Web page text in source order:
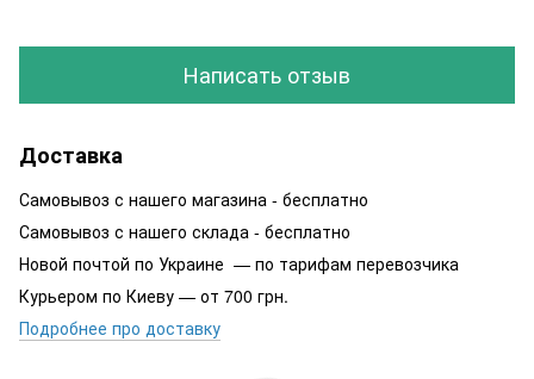
Написать отзыв
Доставка
Самовывоз с нашего магазина - бесплатно
Самовывоз с нашего склада - бесплатно
Новой почтой по Украине — по тарифам перевозчика
Курьером по Киеву — от 700 грн.
Подробнее про доставку